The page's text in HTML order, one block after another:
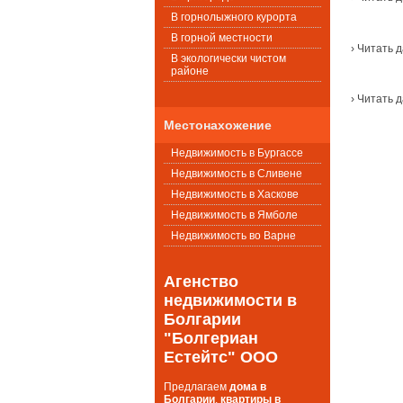
В горнолыжного курорта
В горной местности
В экологически чистом
районе
Местонахожение
Недвижимость в Бургассе
Недвижимость в Сливене
Недвижимость в Хаскове
Недвижимость в Ямболе
Недвижимость во Варне
Агенство
недвижимости в
Болгарии
"Болгериан
Естейтс" ООО
Предлагаем дома в
Болгарии, квартиры в
› Читать
› Читать